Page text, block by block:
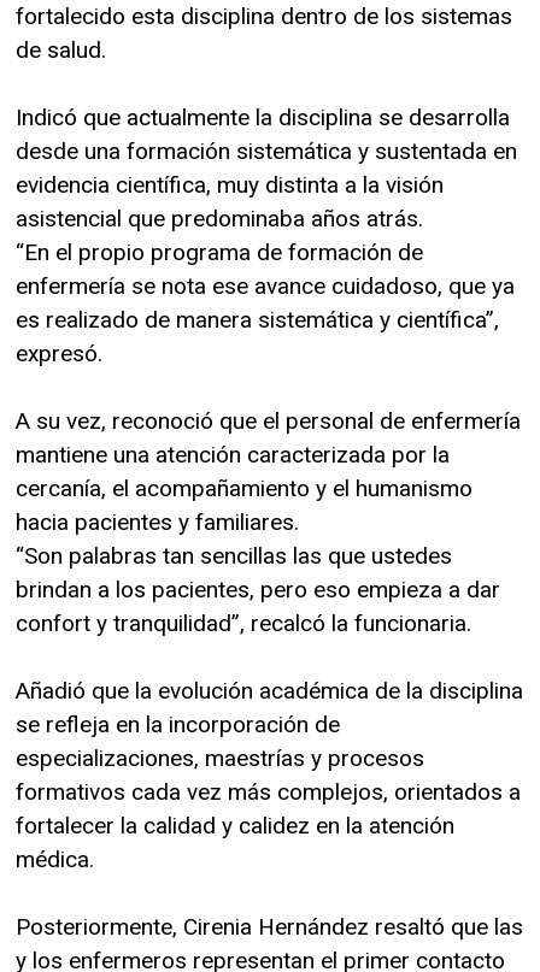
fortalecido esta disciplina dentro de los sistemas
de salud.
Indicó que actualmente la disciplina se desarrolla
desde una formación sistemática y sustentada en
evidencia científica, muy distinta a la visión
asistencial que predominaba años atrás.
“En el propio programa de formación de
enfermería se nota ese avance cuidadoso, que ya
es realizado de manera sistemática y científica”,
expresó.
A su vez, reconoció que el personal de enfermería
mantiene una atención caracterizada por la
cercanía, el acompañamiento y el humanismo
hacia pacientes y familiares.
“Son palabras tan sencillas las que ustedes
brindan a los pacientes, pero eso empieza a dar
confort y tranquilidad”, recalcó la funcionaria.
Añadió que la evolución académica de la disciplina
se refleja en la incorporación de
especializaciones, maestrías y procesos
formativos cada vez más complejos, orientados a
fortalecer la calidad y calidez en la atención
médica.
Posteriormente, Cirenia Hernández resaltó que las
y los enfermeros representan el primer contacto